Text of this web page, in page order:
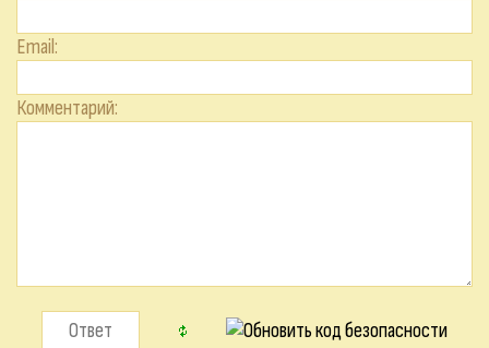
Email:
Комментарий: